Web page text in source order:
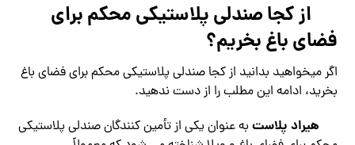
از کجا صندلی پلاستیکی محکم برای
فضای باغ بخریم؟
اگر میخواهید بدانید از کجا صندلی پلاستیکی محکم برای فضای باغ
بخرید، ادامه این مطلب را از دست ندهید.
هیراد پلاستبه عنوان یکی از تأمین کنندگان صندلی پلاستیکی